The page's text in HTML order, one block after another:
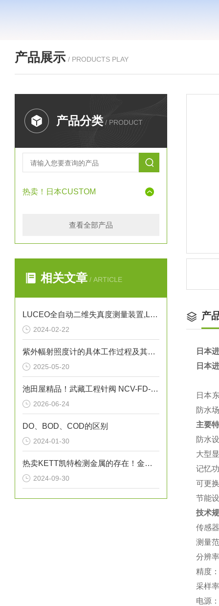
产品展示 / PRODUCTS PLAY
产品分类 / PRODUCT
热卖！日本CUSTOM
查看全部产品
相关文章 / ARTICLE
LUCEO全自动二维失真度测量装置,LSM-9000LE讲解
2024-02-22
紫外幅射照度计的具体工作过程及其应用
2025-05-20
池田屋精品！武藏工程针阀 NCV-FD-1 参数介绍
2026-06-24
DO、BOD、COD的区别
2024-01-30
热卖KETT凯特检测金属的存在！金属探测器 EB-610
2024-09-30
产
日本
日本
日本
防水
主要
防水
大型
记忆
可更
节能
技术
传感
测量
分辨
精度‌
采样
电源‌